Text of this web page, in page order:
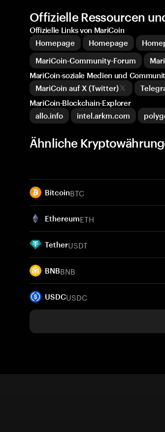
Offizielle Ressourcen
Offizielle Links von MariCoin
Homepage
Homepage
MariCoin-Community-Forum
MariCoin-soziale Medien und
MariCoin auf X (Twitter)
MariCoin-Blockchain-Explorer
allo.info
intel.arkm.com
Ähnliche
BitcoinBTC
EthereumETH
TetherUSDT
BNBBNB
USDCUSDC